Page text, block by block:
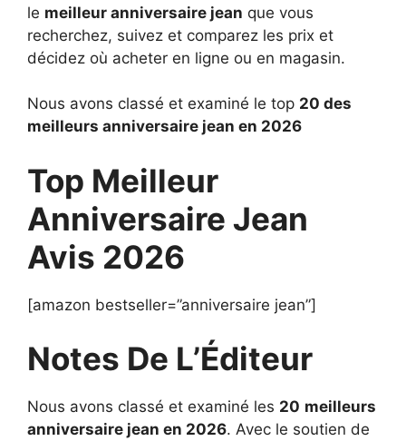
le meilleur anniversaire jean que vous
recherchez, suivez et comparez les prix et
décidez où acheter en ligne ou en magasin.
Nous avons classé et examiné le top 20 des
meilleurs anniversaire jean en 2026
Top Meilleur
Anniversaire Jean
Avis 2026
[amazon bestseller=”anniversaire jean”]
Notes De L’Éditeur
Nous avons classé et examiné les 20 meilleurs
anniversaire jean en 2026. Avec le soutien de